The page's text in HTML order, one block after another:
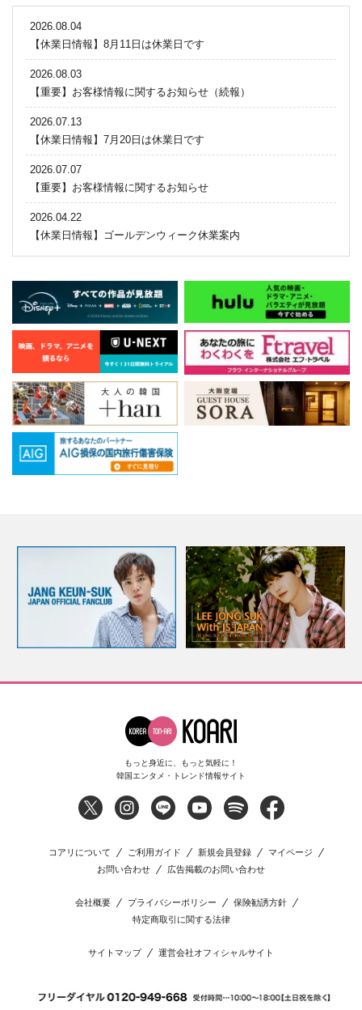
2026.08.04
【休業日情報】8月11日は休業日です
2026.08.03
【重要】お客様情報に関するお知らせ（続報）
2026.07.13
【休業日情報】7月20日は休業日です
2026.07.07
【重要】お客様情報に関するお知らせ
2026.04.22
【休業日情報】ゴールデンウィーク休業案内
もっと身近に、もっと気軽に！
韓国エンタメ・トレンド情報サイト
コアリについて ご利用ガイド 新規会員登録
マイページ
お問い合わせ
広告掲載のお問い合わせ
会社概要 プライバシーポリシー
保険勧誘方針
特定商取引に関する法律
サイトマップ 運営会社オフィシャルサイト